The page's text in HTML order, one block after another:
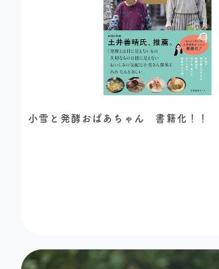
小雪と発酵おばあちゃん 書籍化！！